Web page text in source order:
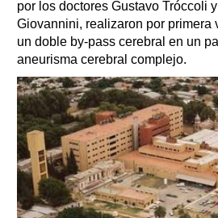
por los doctores Gustavo Tróccoli
Giovannini, realizaron por primera
un doble by-pass cerebral en un
aneurisma cerebral complejo.